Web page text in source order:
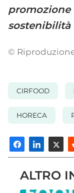
promozione
sostenibilità
©
CIRFOOD
HORECA
ALTRO